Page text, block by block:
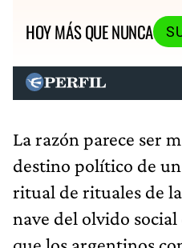
HOY MÁS QUE NUNCA
La razón parece ser
destino político de
ritual de rituales de
nave del olvido